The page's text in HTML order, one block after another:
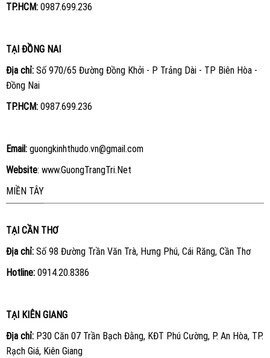
TP.HCM: 0987.699.236
TẠI ĐỒNG NAI
Địa chỉ:Số 970/65 Đường Đồng Khởi - P Trảng Dài - TP Biên Hòa -
Đồng Nai
TP.HCM: 0987.699.236
Email:guongkinhthudo.vn@gmail.com
Website: www.GuongTrangTri.Net
MIỀN TÂY
TẠI CẦN THƠ
Địa chỉ:Số 98 Đường Trần Văn Trà, Hưng Phú, Cái Răng, Cần Thơ
Hotline: 0914.20.8386
TẠI KIÊN GIANG
Địa chỉ:P30 Căn 07 Trần Bạch Đằng, KĐT Phú Cường, P. An Hòa, TP.
Rạch Giá, Kiên Giang